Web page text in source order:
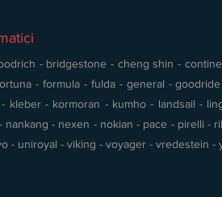
- bridgestone - cheng shin -
- formula - fulda - general -
- kormoran - kumho - landsail -
- nexen - nokian - pace - pirelli -
- uniroyal - viking - voyager - vredestein -